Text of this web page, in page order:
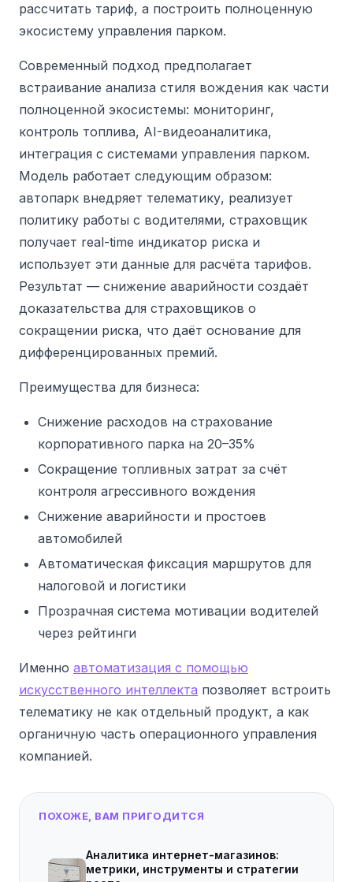
рассчитать тариф, а построить полноценную
экосистему управления парком.
Современный подход предполагает
встраивание анализа стиля вождения как части
полноценной экосистемы: мониторинг,
контроль топлива, AI-видеоаналитика,
интеграция с системами управления парком.
Модель работает следующим образом:
автопарк внедряет телематику, реализует
политику работы с водителями, страховщик
получает real-time индикатор риска и
использует эти данные для расчёта тарифов.
Результат — снижение аварийности создаёт
доказательства для страховщиков о
сокращении риска, что даёт основание для
дифференцированных премий.
Преимущества для бизнеса:
Снижение расходов на страхование
корпоративного парка на 20–35%
Сокращение топливных затрат за счёт
контроля агрессивного вождения
Снижение аварийности и простоев
автомобилей
Автоматическая фиксация маршрутов для
налоговой и логистики
Прозрачная система мотивации водителей
через рейтинги
Именно автоматизация с помощью
искусственного интеллекта позволяет встроить
телематику не как отдельный продукт, а как
органичную часть операционного управления
компанией.
ПОХОЖЕ, ВАМ ПРИГОДИТСЯ
Аналитика интернет-магазинов:
метрики, инструменты и стратегии